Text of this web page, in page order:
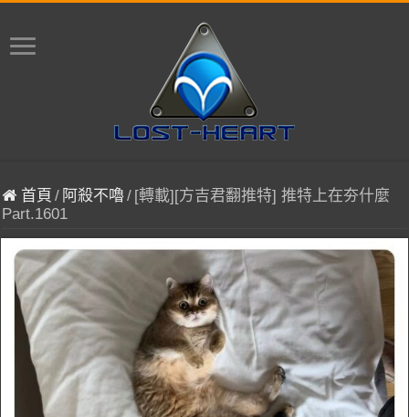
首頁 / 阿殺不嚕/ [轉載][方吉君翻推特] 推特上在夯什麼
Part.1601